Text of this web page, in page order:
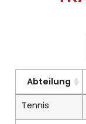
Abteilung
Tennis